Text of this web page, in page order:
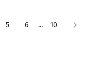
5 6 ... 10